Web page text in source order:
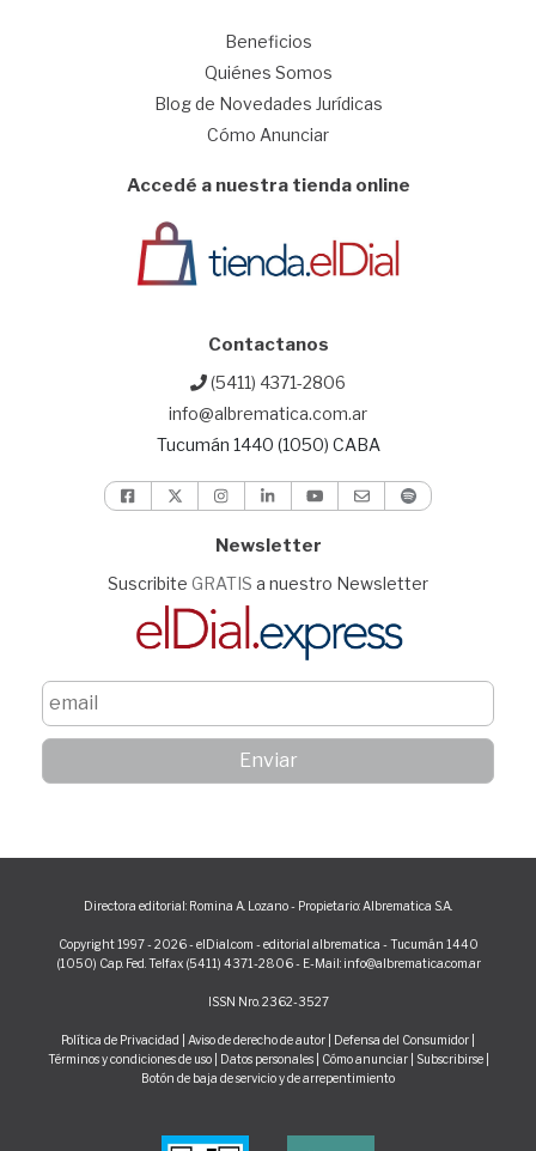
Beneficios
Quiénes Somos
Blog de Novedades Jurídicas
Cómo Anunciar
Accedé a nuestra tienda online
Contactanos
(5411) 4371-2806
info@albrematica.com.ar
Tucumán 1440 (1050) CABA
Newsletter
Suscribite GRATIS a nuestro Newsletter
Directora editorial: Romina A. Lozano - Propietario: Albrematica S.A.
Copyright 1997 - 2026 - elDial.com - editorial albrematica - Tucumán 1440
(1050) Cap. Fed. Telfax (5411) 4371-2806 - E-Mail: info@albrematica.com.ar
ISSN Nro. 2362-3527
Política de Privacidad Aviso de derecho de autor Defensa del Consumidor
Términos y condiciones de uso| Datos personales| Cómo anunciar| Subscribirse
Botón de baja de servicio y de arrepentimiento